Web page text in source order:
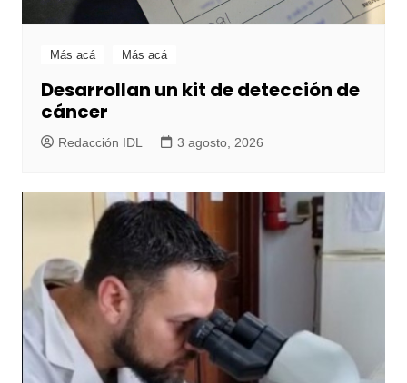
Más acá Más acá
Desarrollan un kit de detección de
cáncer
Redacción IDL 3 agosto, 2026